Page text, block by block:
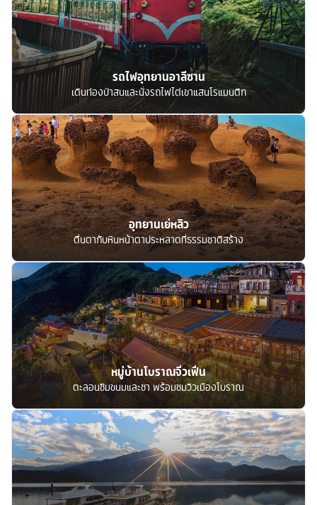
รถไฟอุทยานอาลีซาน
เดินท่องป่าสนและนั่งรถไฟไต่เขาแสนโรแมนติก
อุทยานเย่หลิว
ตื่นตากับหินหน้าตาประหลาดที่ธรรมชาติสร้าง
หมู่บ้านโบราณจิ่วเฟิ่น
ตะลอนชิมขนมและชา พร้อมชมวิวเมืองโบราณ